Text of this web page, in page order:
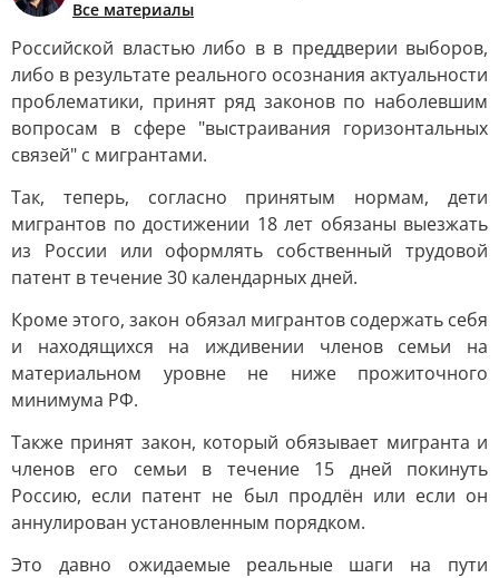
Все материалы
Российской властью либо в в преддверии выборов,
либо в результате реального осознания актуальности
проблематики, принят ряд законов по наболевшим
вопросам в сфере "выстраивания горизонтальных
связей" с мигрантами.
Так, теперь, согласно принятым нормам, дети
мигрантов по достижении 18 лет обязаны выезжать
из России или оформлять собственный трудовой
патент в течение 30 календарных дней.
Кроме этого, закон обязал мигрантов содержать себя
и находящихся на иждивении членов семьи на
материальном уровне не ниже прожиточного
минимума РФ.
Также принят закон, который обязывает мигранта и
членов его семьи в течение 15 дней покинуть
Россию, если патент не был продлён или если он
аннулирован установленным порядком.
Это давно ожидаемые реальные шаги на пути